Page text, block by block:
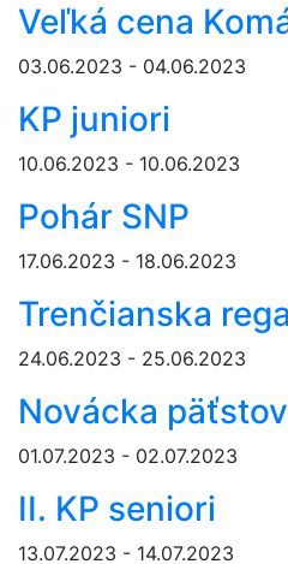
Veľká cena
03.06.2023 - 04.06.2023
KP juniori
10.06.2023 - 10.06.2023
Pohár SNP
17.06.2023 - 18.06.2023
Trenčianska
24.06.2023 - 25.06.2023
Novácka
01.07.2023 - 02.07.2023
II. KP seniori
13.07.2023 - 14.07.2023